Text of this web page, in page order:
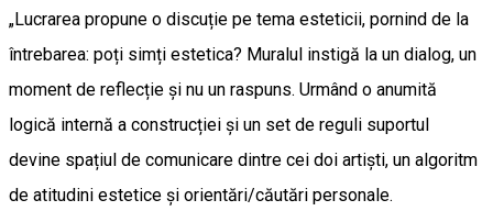
„Lucrarea propune o discuție pe tema esteticii, pornind de la
întrebarea: poți simți estetica? Muralul instigă la un dialog, un
moment de reflecție și nu un raspuns. Urmând o anumită
logică internă a construcției și un set de reguli suportul
devine spațiul de comunicare dintre cei doi artiști, un algoritm
de atitudini estetice și orientări/căutări personale.